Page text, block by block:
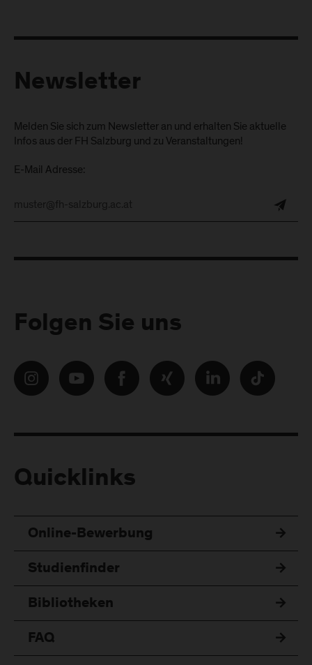
Newsletter
Melden Sie sich zum Newsletter an und erhalten Sie aktuelle
Infos aus der FH Salzburg und zu Veranstaltungen!
E-Mail Adresse:
Folgen Sie uns
Quicklinks
Online-Bewerbung
Studienfinder
Bibliotheken
FAQ